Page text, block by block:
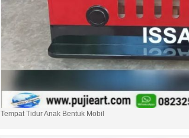
Tempat Tidur Anak Bentuk Mobil